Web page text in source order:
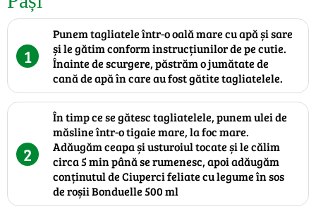
1
Punem tagliatele într-o oală mare cu apă și sare
și le gătim conform instrucțiunilor de pe cutie.
Înainte de scurgere, păstrăm o jumătate de
cană de apă în care au fost gătite tagliatelele.
2
În timp ce se gătesc tagliatelele, punem ulei de
măsline într-o tigaie mare, la foc mare.
Adăugăm ceapa și usturoiul tocate și le călim
circa 5 min până se rumenesc, apoi adăugăm
conținutul de Ciuperci feliate cu legume în sos
de roșii Bonduelle 500 ml